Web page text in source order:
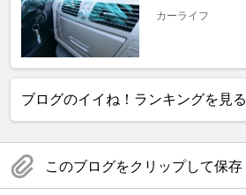
カーライフ
ブログのイイね！ランキングを見る
このブログをクリップして保存